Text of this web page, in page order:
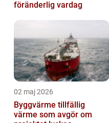
föränderlig vardag
02 maj 2026
Byggvärme tillfällig
värme som avgör om